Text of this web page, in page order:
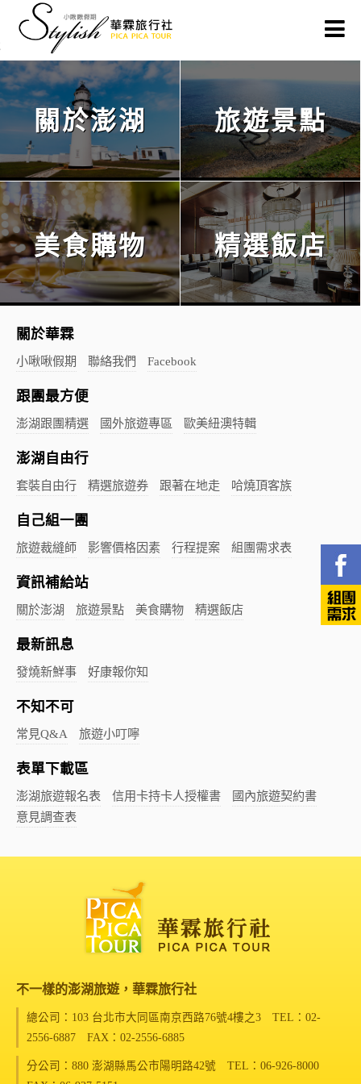
關於澎湖 旅遊景點
美食購物 精選飯店
關於華霖
小啾啾假期 聯絡我們 Facebook
跟團最方便
澎湖跟團精選 國外旅遊專區 歐美紐澳特輯
澎湖自由行
套裝自由行 精選旅遊券 跟著在地走 哈燒頂客族
自己組一團
旅遊裁縫師 影響價格因素 行程提案 組團需求表
資訊補給站
關於澎湖 旅遊景點 美食購物 精選飯店
最新訊息
發燒新鮮事 好康報你知
不知不可
常見Q&A 旅遊小叮嚀
表單下載區
澎湖旅遊報名表 信用卡持卡人授權書
國內旅遊契約書
意見調查表
不一樣的澎湖旅遊，華霖旅行社
總公司：103 台北市大同區南京西路76號4樓之3 TEL：02-
2556-6887 FAX：02-2556-6885
分公司：880 澎湖縣馬公市陽明路42號 TEL：06-926-8000